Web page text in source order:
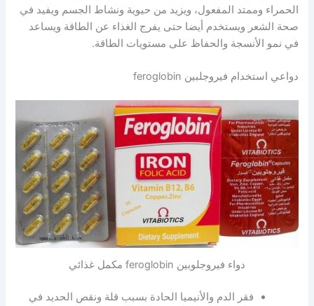
الحمراء وممتد المفعول، ويزيد من حيوية ونشاط الجسم ويفيد في
صحة الشعر ويستخدم أيضا حتى يفرج الغذاء عن الطاقة ويساعد
في نمو الأنسجة والحفاظ على مستويات الطاقة.
دواعي استخدام فيروجلبين feroglobin
دواء فيروجلوبين feroglobin مكمل غذائي
فقر الدم والأنيميا الحادة بسبب قلة ونقص الحديد في